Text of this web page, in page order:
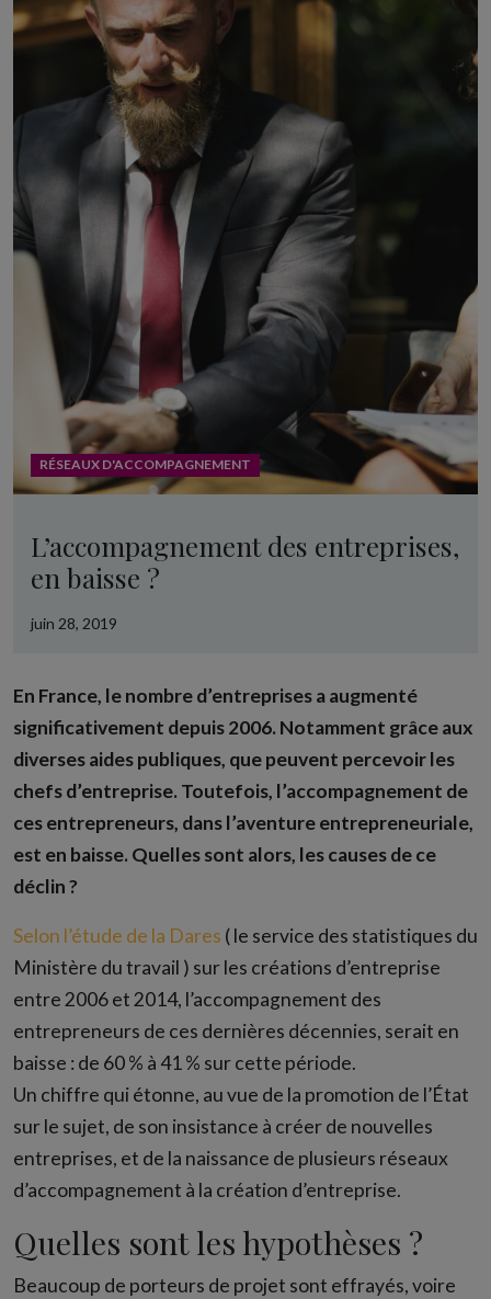
RÉSEAUX D'ACCOMPAGNEMENT
L’accompagnement des entreprises,
en baisse ?
juin 28, 2019
En France, le nombre d’entreprises a augmenté
significativement depuis 2006. Notamment grâce aux
diverses aides publiques, que peuvent percevoir les
chefs d’entreprise. Toutefois, l’accompagnement de
ces entrepreneurs, dans l’aventure entrepreneuriale,
est en baisse. Quelles sont alors, les causes de ce
déclin ?
Selon l’étude de la Dares ( le service des statistiques du
Ministère du travail ) sur les créations d’entreprise
entre 2006 et 2014, l’accompagnement des
entrepreneurs de ces dernières décennies, serait en
baisse : de 60 % à 41 % sur cette période.
Un chiffre qui étonne, au vue de la promotion de l’État
sur le sujet, de son insistance à créer de nouvelles
entreprises, et de la naissance de plusieurs réseaux
d’accompagnement à la création d’entreprise.
Quelles sont les hypothèses ?
Beaucoup de porteurs de projet sont effrayés, voire